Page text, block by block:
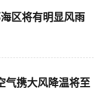
区将有明显风雨
气携大风降温将至